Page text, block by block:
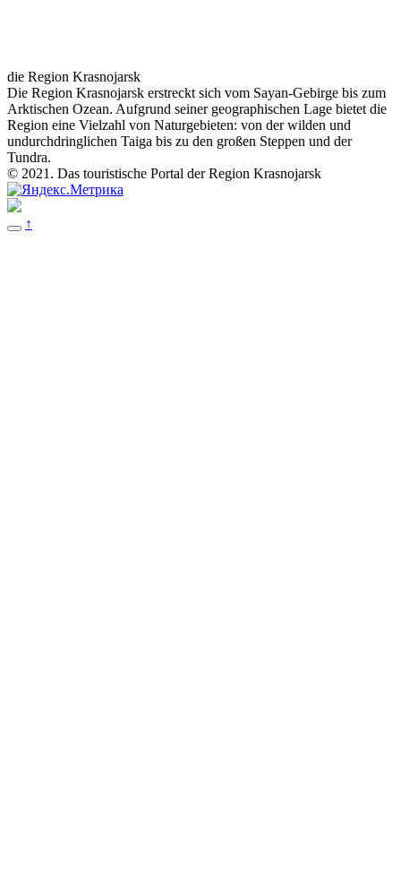
die Region Krasnojarsk
Die Region Krasnojarsk erstreckt sich vom Sayan-Gebirge bis zum
Arktischen Ozean. Aufgrund seiner geographischen Lage bietet die
Region eine Vielzahl von Naturgebieten: von der wilden und
undurchdringlichen Taiga bis zu den großen Steppen und der
Tundra.
© 2021. Das touristische Portal der Region Krasnojarsk
↑